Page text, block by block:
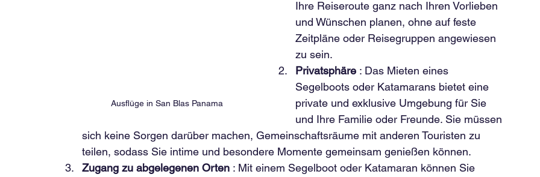
Ausflüge in San Blas Panama
Ihre Reiseroute ganz nach Ihren Vorlieben
und Wünschen planen, ohne auf feste
Zeitpläne oder Reisegruppen angewiesen
zu sein.
Privatsphäre : Das Mieten eines
Segelboots oder Katamarans bietet eine
private und exklusive Umgebung für Sie
und Ihre Familie oder Freunde. Sie müssen
sich keine Sorgen darüber machen, Gemeinschaftsräume mit anderen Touristen zu
teilen, sodass Sie intime und besondere Momente gemeinsam genießen können.
Zugang zu abgelegenen Orten : Mit einem Segelboot oder Katamaran können Sie